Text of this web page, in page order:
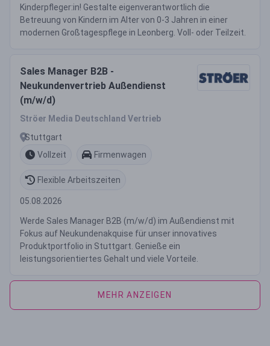
Kinderpfleger:in! Gestalte eigenverantwortlich die
Betreuung von Kindern im Alter von 0-3 Jahren in einer
modernen Großtagespflege in Leonberg. Voll- oder Teilzeit.
Sales Manager B2B -
Neukundenvertrieb Außendienst
(m/w/d)
Ströer Media Deutschland Vertrieb
Stuttgart
Vollzeit
Firmenwagen
Flexible Arbeitszeiten
05.08.2026
Werde Sales Manager B2B (m/w/d) im Außendienst mit
Fokus auf Neukundenakquise für unser innovatives
Produktportfolio in Stuttgart. Genieße ein
leistungsorientiertes Gehalt und viele Vorteile.
MEHR ANZEIGEN